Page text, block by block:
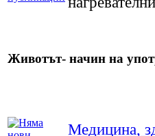
Животът- начин на
Медицина,